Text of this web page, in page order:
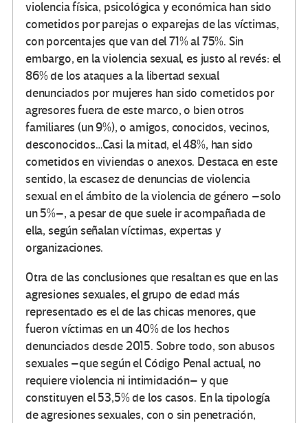
violencia física, psicológica y económica han sido
cometidos por parejas o exparejas de las víctimas,
con porcentajes que van del 71% al 75%. Sin
embargo, en la violencia sexual, es justo al revés: el
86% de los ataques a la libertad sexual
denunciados por mujeres han sido cometidos por
agresores fuera de este marco, o bien otros
familiares (un 9%), o amigos, conocidos, vecinos,
desconocidos…Casi la mitad, el 48%, han sido
cometidos en viviendas o anexos. Destaca en este
sentido, la escasez de denuncias de violencia
sexual en el ámbito de la violencia de género –solo
un 5%–, a pesar de que suele ir acompañada de
ella, según señalan víctimas, expertas y
organizaciones.
Otra de las conclusiones que resaltan es que en las
agresiones sexuales, el grupo de edad más
representado es el de las chicas menores, que
fueron víctimas en un 40% de los hechos
denunciados desde 2015. Sobre todo, son abusos
sexuales –que según el Código Penal actual, no
requiere violencia ni intimidación– y que
constituyen el 53,5% de los casos. En la tipología
de agresiones sexuales, con o sin penetración,